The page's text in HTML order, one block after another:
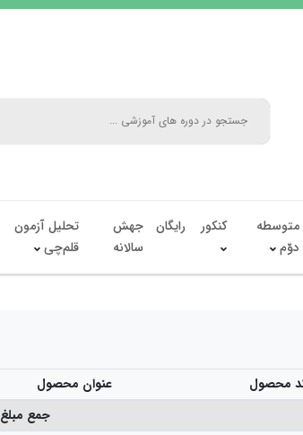
متوسطه
دوّم
کنکور رایگان
جهش
سالانه
تحلیل آزمون
قلم‌چی
محصول عنوان محصول
جمع مبلغ